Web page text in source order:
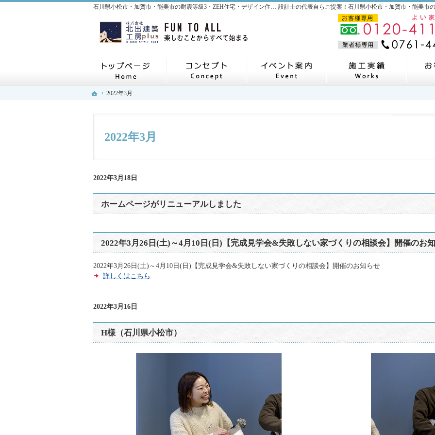
ホーム
2022年3月
2022年3月
石川県小松市・加賀市・能美市の耐震等級3・ZEH住宅・デザイン住宅なら株式会社北出建築工房plus
2022年3月18日
ホームページがリニューアルしました
2022年3月26日(土)～4月10日(日)【完成見学会&失敗しない家づくりの相談会】開催のお
2022年3月26日(土)～4月10日(日)【完成見学会&失敗しない家づくりの相談会】開催のお知らせ
詳しくはこちら
2022年3月16日
H様（石川県小松市）
ホーム
2022年3月